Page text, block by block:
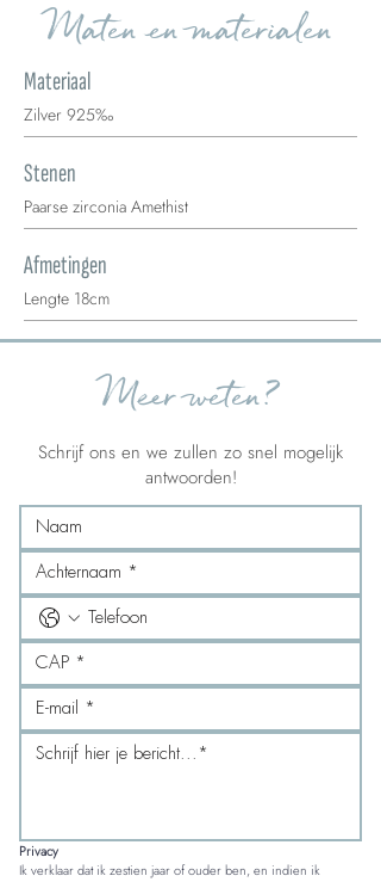
Maten en materialen
Materiaal
Zilver 925‰
Stenen
Paarse zirconia Amethist
Afmetingen
Lengte 18cm
Meer weten?
Schrijf ons en we zullen zo snel mogelijk
antwoorden!
Privacy
Ik verklaar dat ik zestien jaar of ouder ben, en indien ik